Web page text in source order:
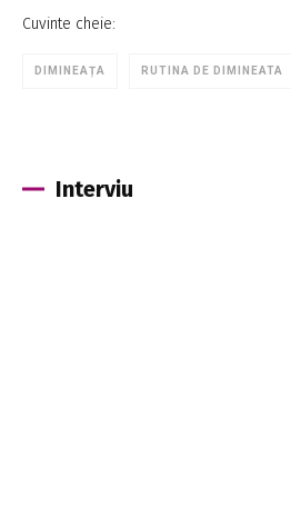
Cuvinte cheie:
DIMINEAȚA RUTINA DE DIMINEATA
Interviu